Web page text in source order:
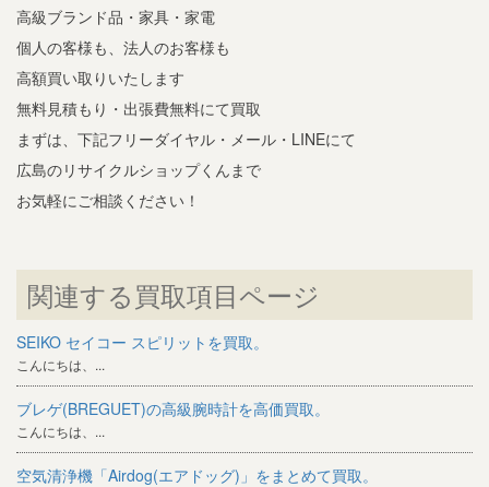
高級ブランド品・家具・家電
個人の客様も、法人のお客様も
高額買い取りいたします
無料見積もり・出張費無料にて買取
まずは、下記フリーダイヤル・メール・LINEにて
広島のリサイクルショップくんまで
お気軽にご相談ください！
関連する買取項目ページ
SEIKO セイコー スピリットを買取。
こんにちは、...
ブレゲ(BREGUET)の高級腕時計を高価買取。
こんにちは、...
空気清浄機「Airdog(エアドッグ)」をまとめて買取。